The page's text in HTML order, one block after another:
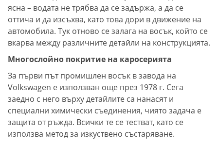
ясна – водата не трябва да се задържа, а да се
оттича и да изсъхва, като това дори в движение на
автомобила. Тук отново се залага на восък, който се
вкарва между различните детайли на конструкцията.
Многослойно покритие на каросерията
За първи път промишлен восък в завода на
Volkswagen е използван още през 1978 г. Сега
заедно с него върху детайлите са нанасят и
специални химически съединения, чиято задача е
защита от ръжда. Всички те се тестват, като се
използва метод за изкуствено състаряване.